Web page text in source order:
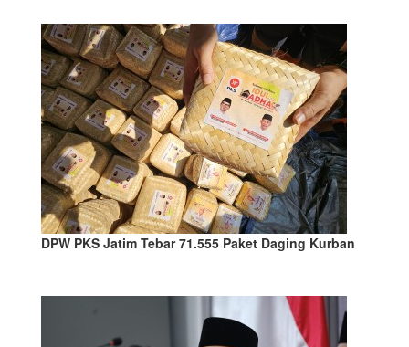
DPW PKS Jatim Tebar 71.555 Paket Daging Kurban